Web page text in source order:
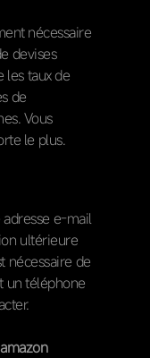
nécessaire
devises
les taux de
de
Vous
le plus.
e-mail
ultérieure
nécessaire de
un téléphone